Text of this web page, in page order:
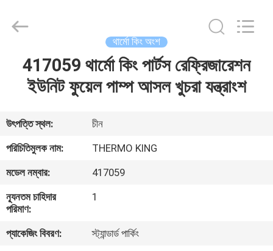
বাড়ি
আমাদের
সম্বন্ধে
কারখানা
পরিদর্শন
INDUSTRY
Reserved.
থার্মো কিং অংশ
417059 থার্মো কিং পার্টস রেফ্রিজারেশন
ইউনিট ফুয়েল পাম্প আসল খুচরা যন্ত্রাংশ
উৎপত্তি স্থল:
চীন
পরিচিতিমুলক নাম:
THERMO KING
মডেল নম্বার:
417059
ন্যূনতম চাহিদার
পরিমাণ:
1
প্যাকেজিং বিবরণ:
স্ট্যান্ডার্ড পার্কিং